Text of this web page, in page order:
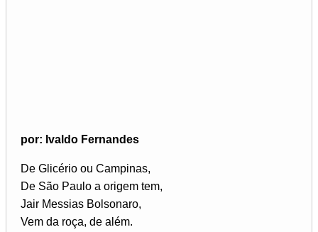
por: Ivaldo Fernandes
De Glicério ou Campinas,
De São Paulo a origem tem,
Jair Messias Bolsonaro,
Vem da roça, de além.